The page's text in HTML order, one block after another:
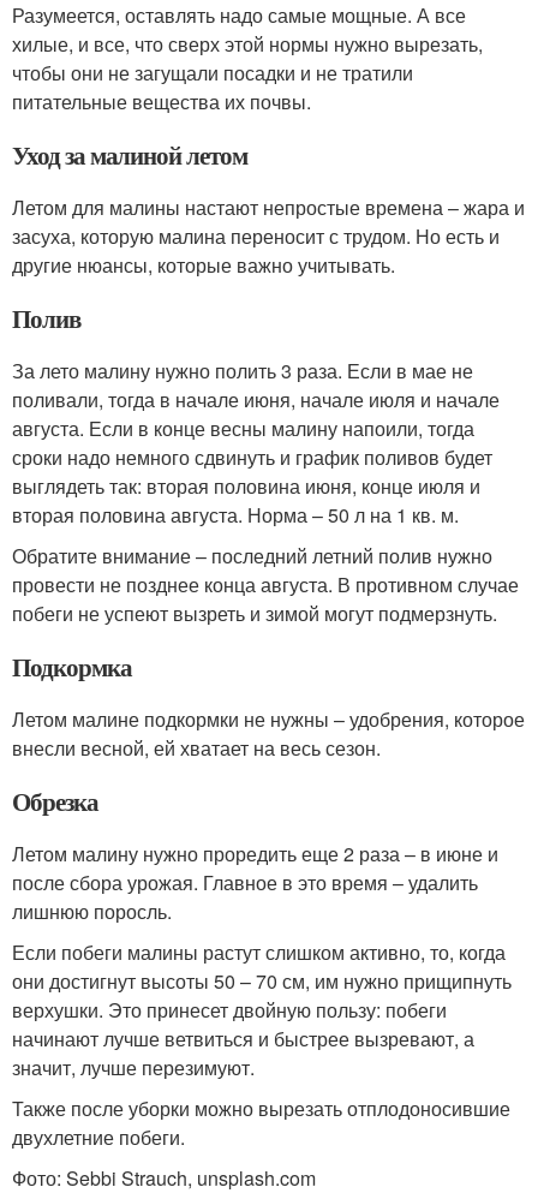
Разумеется, оставлять надо самые мощные. А все
хилые, и все, что сверх этой нормы нужно вырезать,
чтобы они не загущали посадки и не тратили
питательные вещества их почвы.
Уход за малиной летом
Летом для малины настают непростые времена – жара и
засуха, которую малина переносит с трудом. Но есть и
другие нюансы, которые важно учитывать.
Полив
За лето малину нужно полить 3 раза. Если в мае не
поливали, тогда в начале июня, начале июля и начале
августа. Если в конце весны малину напоили, тогда
сроки надо немного сдвинуть и график поливов будет
выглядеть так: вторая половина июня, конце июля и
вторая половина августа. Норма – 50 л на 1 кв. м.
Обратите внимание – последний летний полив нужно
провести не позднее конца августа. В противном случае
побеги не успеют вызреть и зимой могут подмерзнуть.
Подкормка
Летом малине подкормки не нужны – удобрения, которое
внесли весной, ей хватает на весь сезон.
Обрезка
Летом малину нужно проредить еще 2 раза – в июне и
после сбора урожая. Главное в это время – удалить
лишнюю поросль.
Если побеги малины растут слишком активно, то, когда
они достигнут высоты 50 – 70 см, им нужно прищипнуть
верхушки. Это принесет двойную пользу: побеги
начинают лучше ветвиться и быстрее вызревают, а
значит, лучше перезимуют.
Также после уборки можно вырезать отплодоносившие
двухлетние побеги.
Фото: Sebbi Strauch, unsplash.com